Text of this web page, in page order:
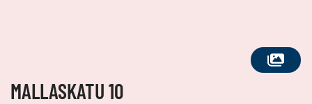
KATSO
MALLASKATU 10